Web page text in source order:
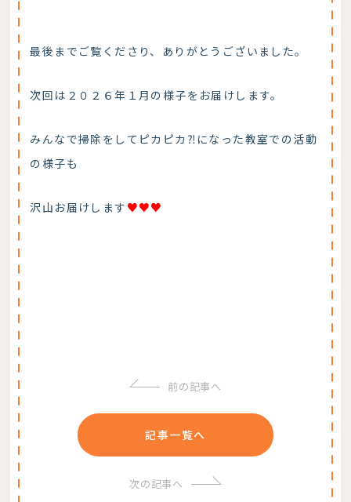
最後までご覧くださり、ありがとうございました。
次回は２０２６年１月の様子をお届けします。
みんなで掃除をしてピカピカ⁈になった教室での活動
の様子も
沢山お届けします ♥♥♥
前の記事へ
記事一覧へ
次の記事へ